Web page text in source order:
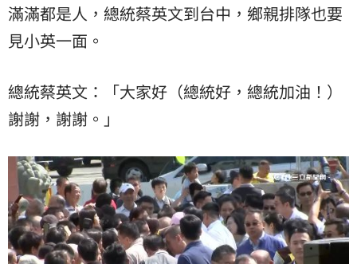
滿滿都是人，總統蔡英文到台中，鄉親排隊也要
見小英一面。
總統蔡英文：「大家好（總統好，總統加油！）
謝謝，謝謝。」